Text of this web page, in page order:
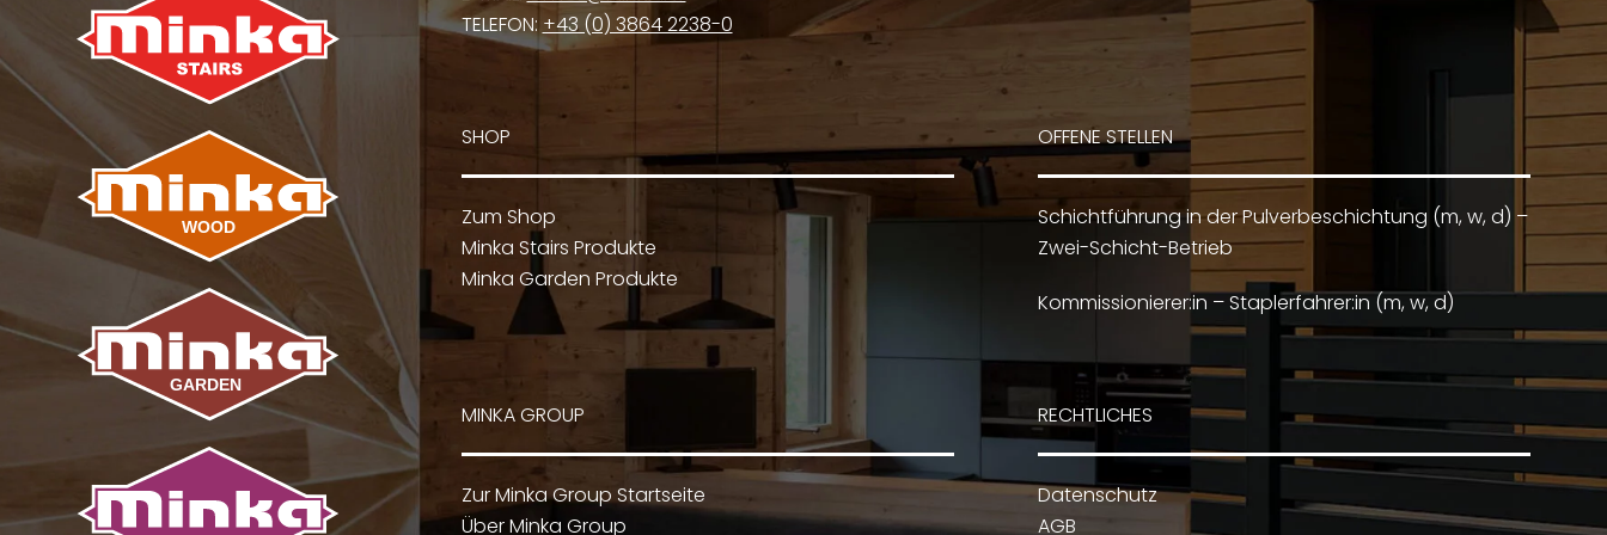
werden
TELEFON: +43 (0) 3864 2238-0
SHOP
Zum Shop
Minka Stairs Produkte
Minka Garden Produkte
OFFENE STELLEN
Schichtführung in der Pulverbeschichtung (m, w, d) –
Zwei-Schicht-Betrieb
Kommissionierer:in – Staplerfahrer:in (m, w, d)
MINKA GROUP
Zur Minka Group Startseite
Über Minka Group
RECHTLICHES
Datenschutz
AGB